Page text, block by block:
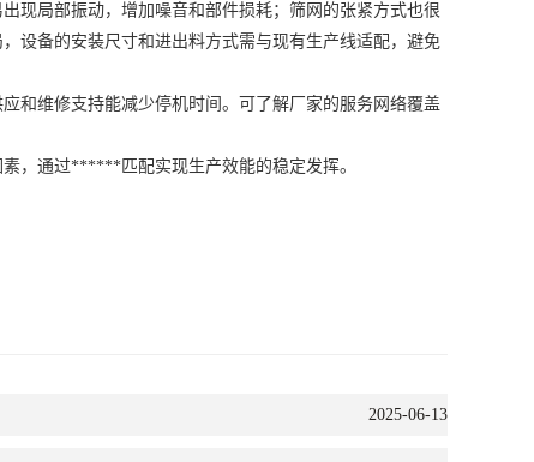
局部振动，增加噪音和部件损耗；筛网的张紧方式也很
设备的安装尺寸和进出料方式需与现有生产线适配，避免
维修支持能减少停机时间。可了解厂家的服务网络覆盖
，通过******匹配实现生产效能的稳定发挥。
2025-06-13